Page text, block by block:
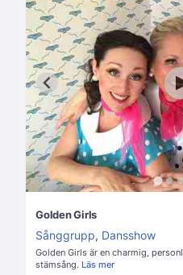
Golden Girls
Sånggrupp, Dansshow
Golden Girls är en charmig,
stämsång. Läs mer